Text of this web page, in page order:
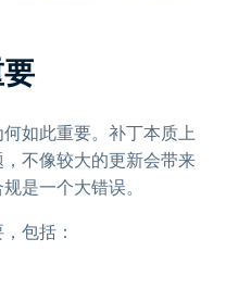
如此重要。补丁本质上
不像较大的更新会带来
是一个大错误。
包括：